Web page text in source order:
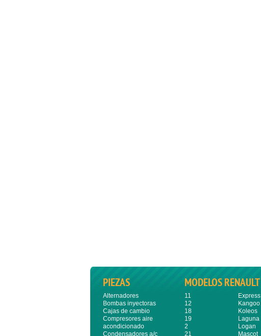
PIEZAS
Alternadores
Bombas inyectoras
Cajas de cambio
Compresores aire
acondicionado
Condensadores a/c
MODELOS RENAULT
11
12
18
19
2
21
Express
Kangoo
Koleos
Laguna
Logan
Mascot